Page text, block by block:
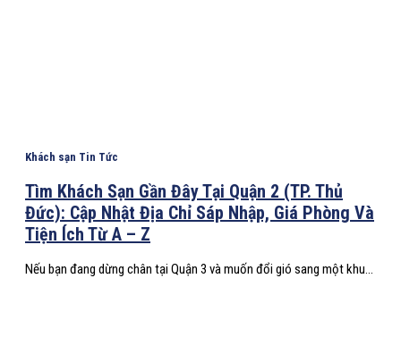
Khách sạn Tin Tức
Tìm Khách Sạn Gần Đây Tại Quận 2 (TP. Thủ
Đức): Cập Nhật Địa Chỉ Sáp Nhập, Giá Phòng Và
Tiện Ích Từ A – Z
Nếu bạn đang dừng chân tại Quận 3 và muốn đổi gió sang một khu...